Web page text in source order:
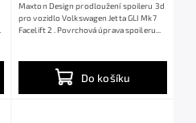
Do košíku
Maxton Design prodloužení spoileru 3d
pro vozidlo Volkswagen Jetta GLI Mk7
Facelift 2 . Povrchová úprava spoileru...